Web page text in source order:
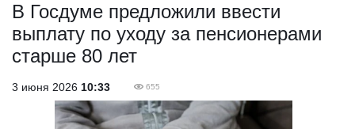
В Госдуме предложили ввести
выплату по уходу за пенсионерами
старше 80 лет
3 июня 2026 10:33 655